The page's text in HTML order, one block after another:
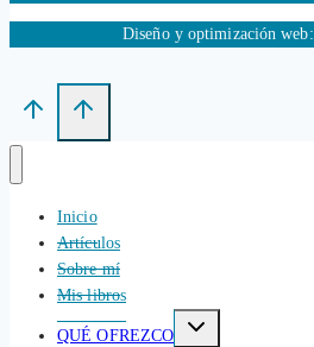
Diseño y optimización web:
Inicio
Artículos
Sobre mí
Mis libros
QUÉ OFREZCO
Alternar
menú